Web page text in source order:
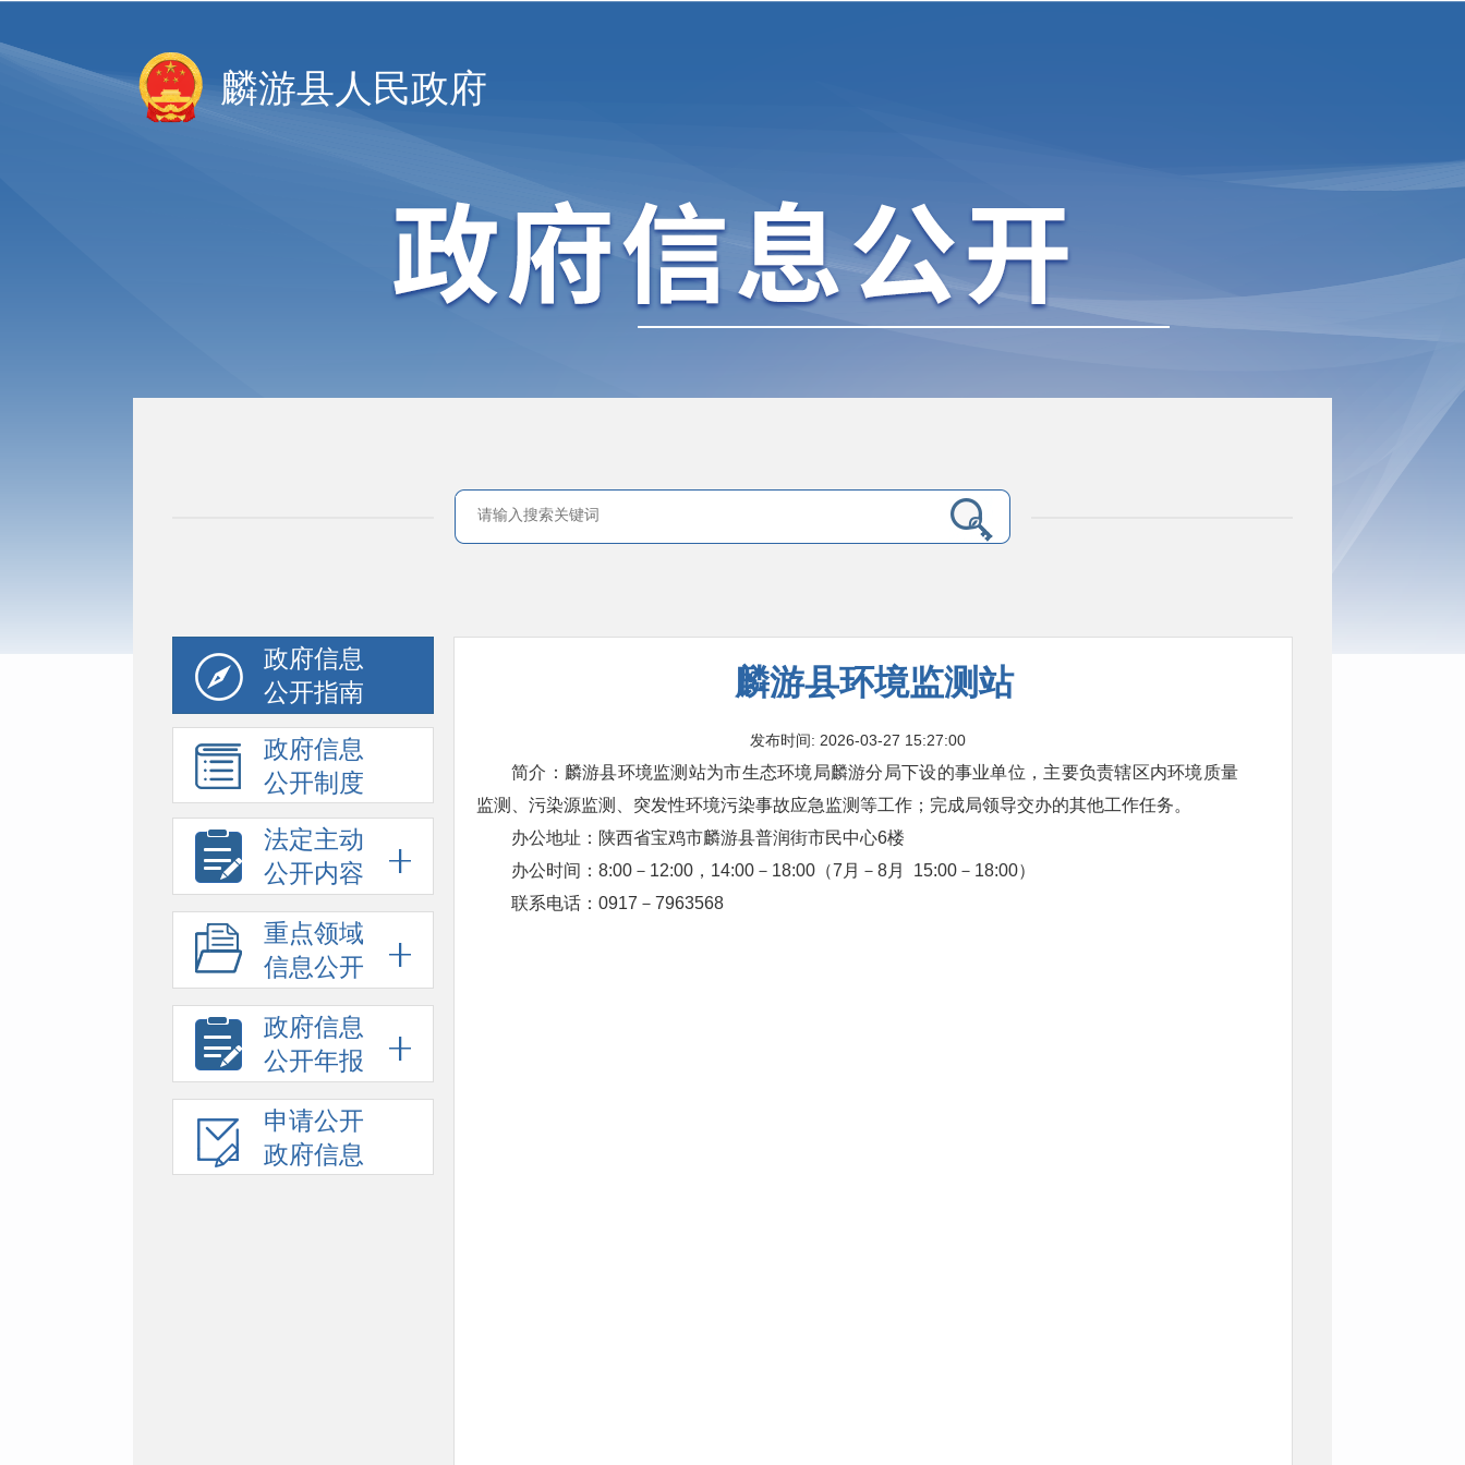
麟游县人民政府
政府信息
公开指南
政府信息
公开制度
法定主动
公开内容
重点领域
信息公开
政府信息
公开年报
申请公开
政府信息
麟游县环境监测站
发布时间: 2026-03-27 15:27:00
简介：麟游县环境监测站为市生态环境局麟游分局下设的事业单位，主要负责辖区内环境质量
监测、污染源监测、突发性环境污染事故应急监测等工作；完成局领导交办的其他工作任务。
办公地址：陕西省宝鸡市麟游县普润街市民中心6楼
办公时间：8:00－12:00， 14:00－18:00（7月－8月 15:00－18:00）
联系电话：0917－7963568